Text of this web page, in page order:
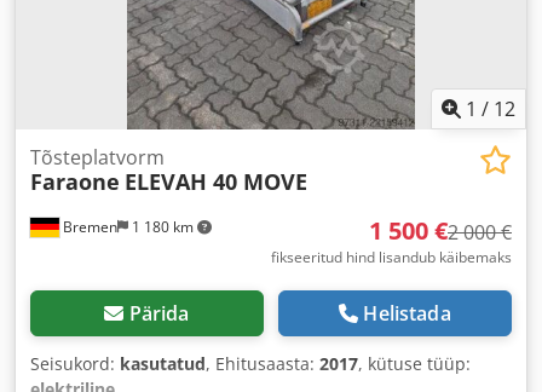
1 / 12
Bremen 1 180 km
Tõsteplatvorm
Faraone ELEVAH 40 MOVE
1 500 €2 000 €
fikseeritud hind lisandub käibemaks
Pärida Helistada
Seisukord: kasutatud, Ehitusaasta: 2017, kütuse tüüp: